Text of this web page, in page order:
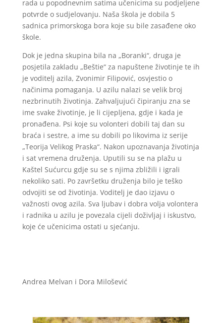
rada u popodnevnim satima učenicima su podjeljene
potvrde o sudjelovanju. Naša škola je dobila 5
sadnica primorskoga bora koje su bile zasađene oko
škole.
Dok je jedna skupina bila na „Boranki“, druga je
posjetila zakladu „Beštie“ za napuštene životinje te ih
je voditelj azila, Zvonimir Filipović, osvjestio o
načinima pomaganja. U azilu nalazi se velik broj
nezbrinutih životinja. Zahvaljujući čipiranju zna se
ime svake životinje, je li cijepljena, gdje i kada je
pronađena. Psi koje su volonteri dobili taj dan su
braća i sestre, a ime su dobili po likovima iz serije
„Teorija Velikog Praska“. Nakon upoznavanja životinja
i sat vremena druženja. Uputili su se na plažu u
Kaštel Sućurcu gdje su se s njima zbližili i igrali
nekoliko sati. Po završetku druženja bilo je teško
odvojiti se od životinja. Voditelj je dao izjavu o
važnosti ovog azila. Sva ljubav i dobra volja volontera
i radnika u azilu je povezala cijeli doživljaj i iskustvo,
koje će učenicima ostati u sjećanju.
Andrea Melvan i Dora Milošević